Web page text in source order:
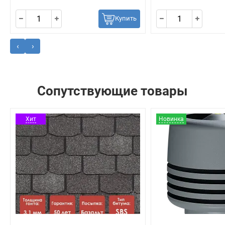
Купить
‹ ›
Сопутствующие товары
Хит Новинка